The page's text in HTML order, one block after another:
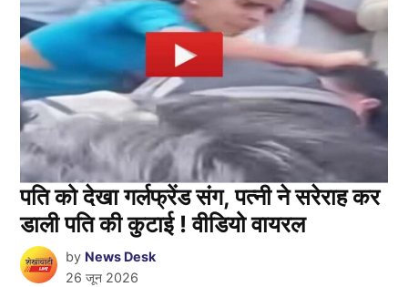
पति को देखा गर्लफ्रेंड संग, पत्नी ने सरेराह कर
डाली पति की कुटाई ! वीडियो वायरल
by News Desk
26 जून 2026